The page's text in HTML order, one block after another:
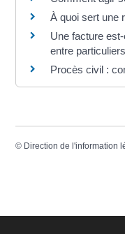
À quoi sert une
Une facture
entre
Procès civil :
© Direction de l'information